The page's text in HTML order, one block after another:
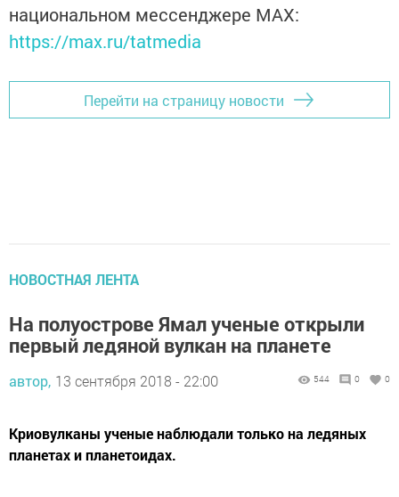
национальном мессенджере MАХ:
https://max.ru/tatmedia
Перейти на страницу новости
НОВОСТНАЯ ЛЕНТА
На полуострове Ямал ученые открыли
первый ледяной вулкан на планете
автор, 13 сентября 2018 - 22:00 544 0 0
Криовулканы ученые наблюдали только на ледяных
планетах и планетоидах.